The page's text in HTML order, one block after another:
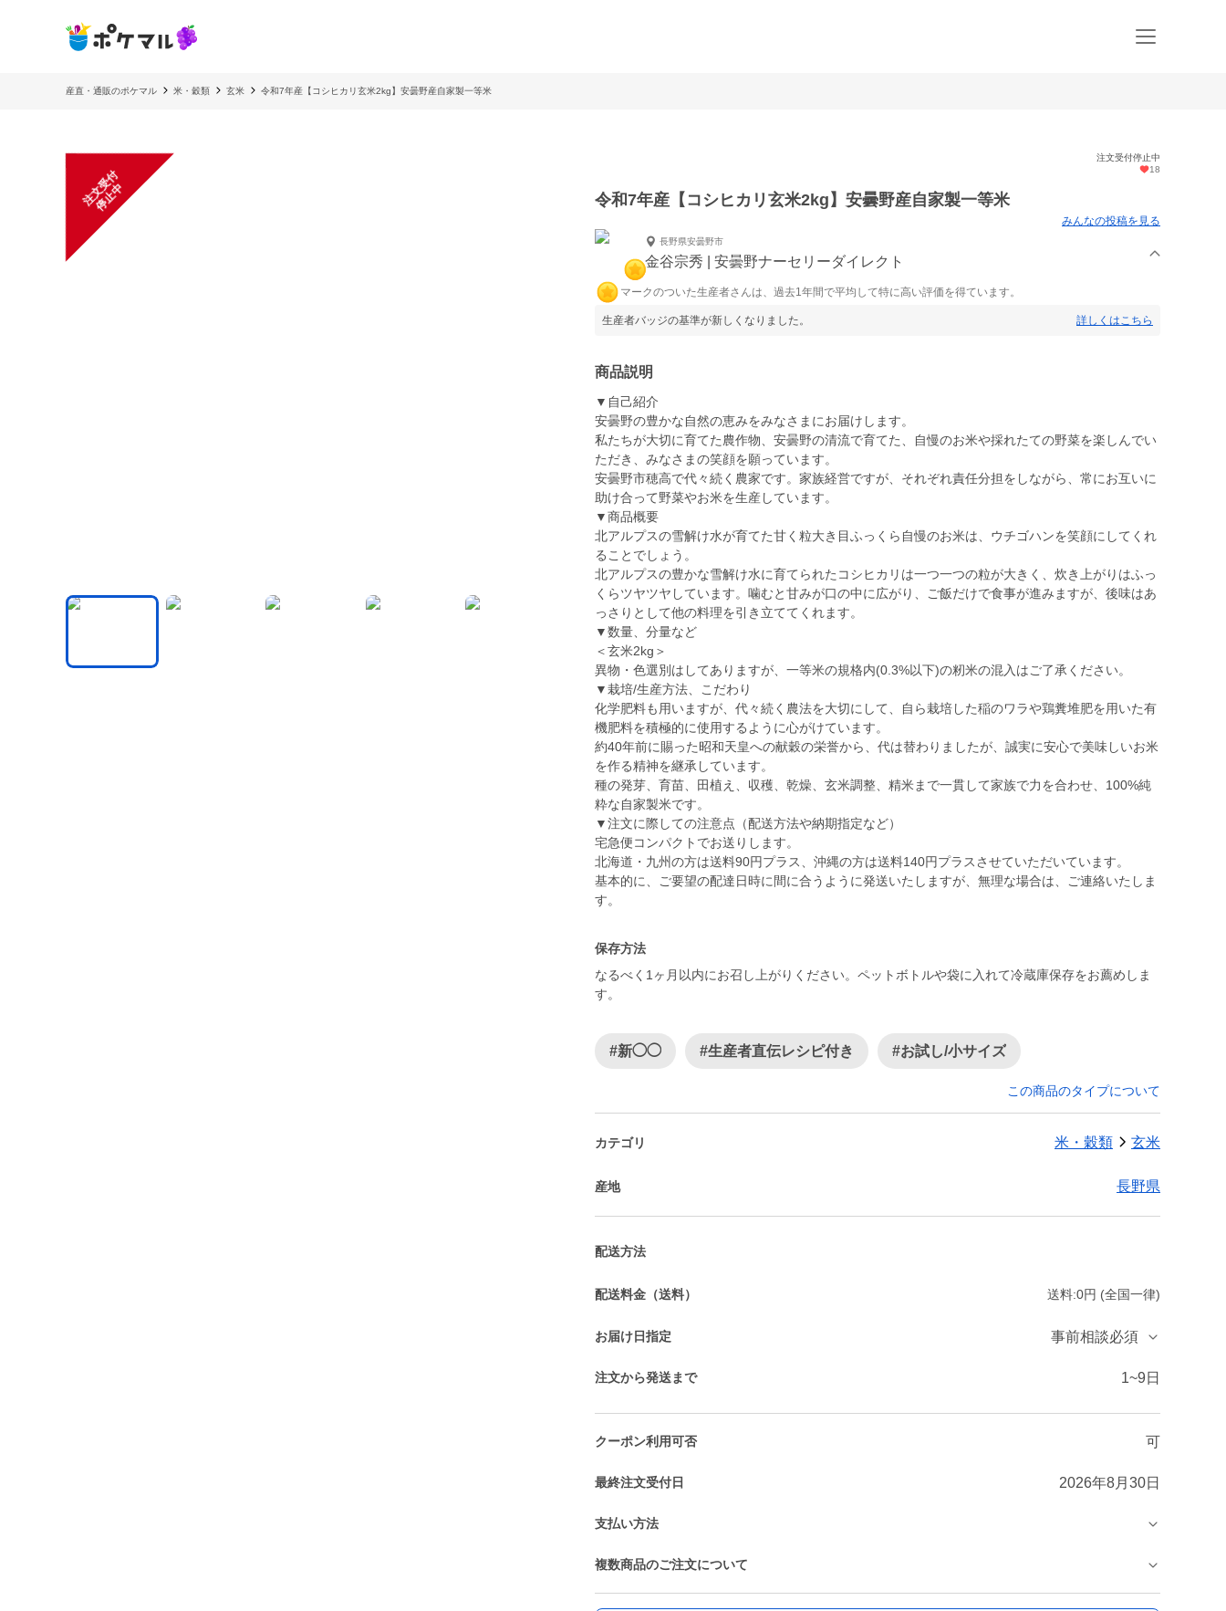
産直・通販のポケマル 米・穀類 玄米 令和7年産【コシヒカリ玄米2kg】安曇野産自家製一等米
注
文
受
付
停
止
中
注文受付停止中
18
令和7年産【コシヒカリ玄米2kg】安曇野産自家製一等米
みんなの投稿を見る
長野県安曇野市
金谷宗秀 | 安曇野ナーセリーダイレクト
マークのついた生産者さんは、過去1年間で平均して特に高い評価を得ています。
生産者バッジの基準が新しくなりました。 詳しくはこちら
商品説明
▼自己紹介
安曇野の豊かな自然の恵みをみなさまにお届けします。
私たちが大切に育てた農作物、安曇野の清流で育てた、自慢のお米や採れたての野菜を楽しんでい
ただき、みなさまの笑顔を願っています。
安曇野市穂高で代々続く農家です。家族経営ですが、それぞれ責任分担をしながら、常にお互いに
助け合って野菜やお米を生産しています。
▼商品概要
北アルプスの雪解け水が育てた甘く粒大き目ふっくら自慢のお米は、ウチゴハンを笑顔にしてくれ
ることでしょう。
北アルプスの豊かな雪解け水に育てられたコシヒカリは一つ一つの粒が大きく、炊き上がりはふっ
くらツヤツヤしています。噛むと甘みが口の中に広がり、ご飯だけで食事が進みますが、後味はあ
っさりとして他の料理を引き立ててくれます。
▼数量、分量など
＜玄米2kg＞
異物・色選別はしてありますが、一等米の規格内(0.3%以下)の籾米の混入はご了承ください。
▼栽培/生産方法、こだわり
化学肥料も用いますが、代々続く農法を大切にして、自ら栽培した稲のワラや鶏糞堆肥を用いた有
機肥料を積極的に使用するように心がけています。
約40年前に賜った昭和天皇への献穀の栄誉から、代は替わりましたが、誠実に安心で美味しいお米
を作る精神を継承しています。
種の発芽、育苗、田植え、収穫、乾燥、玄米調整、精米まで一貫して家族で力を合わせ、100%純
粋な自家製米です。
▼注文に際しての注意点（配送方法や納期指定など）
宅急便コンパクトでお送りします。
北海道・九州の方は送料90円プラス、沖縄の方は送料140円プラスさせていただいています。
基本的に、ご要望の配達日時に間に合うように発送いたしますが、無理な場合は、ご連絡いたしま
す。
保存方法
なるべく1ヶ月以内にお召し上がりください。ペットボトルや袋に入れて冷蔵庫保存をお薦めしま
す。
#新◯◯ #生産者直伝レシピ付き #お試し/小サイズ
この商品のタイプについて
カテゴリ 米・穀類 玄米
産地 長野県
配送方法
配送料金（送料） 送料:0円 (全国一律)
お届け日指定 事前相談必須
注文から発送まで 1~9日
クーポン利用可否 可
最終注文受付日 2026年8月30日
支払い方法
複数商品のご注文について